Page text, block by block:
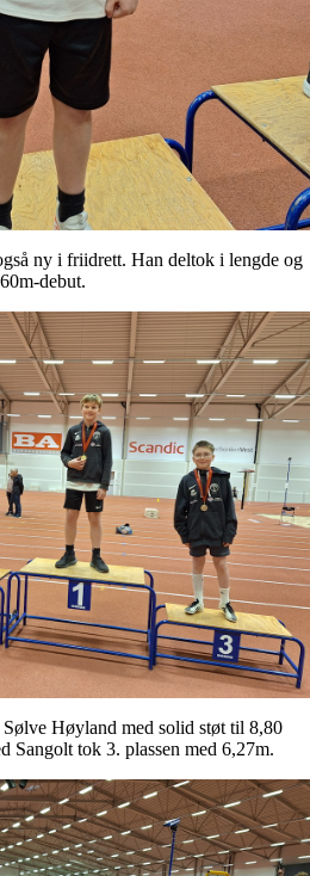
ny i friidrett. Han deltok i lengde og
debut.
Høyland med solid støt til 8,80
Sangolt tok 3. plassen med 6,27m.